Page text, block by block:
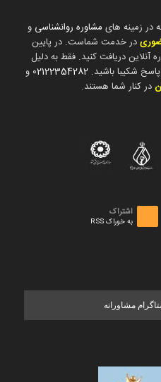
مشاوره روانشناسی و
در خدمت شماست. در پایین
آنلاین دریافت کنید. فقط به دلیل
شکیبا باشید. 02122354282 و
در کنار شما هستند.
اشتراک
به خوراک RSS
مشاورانه